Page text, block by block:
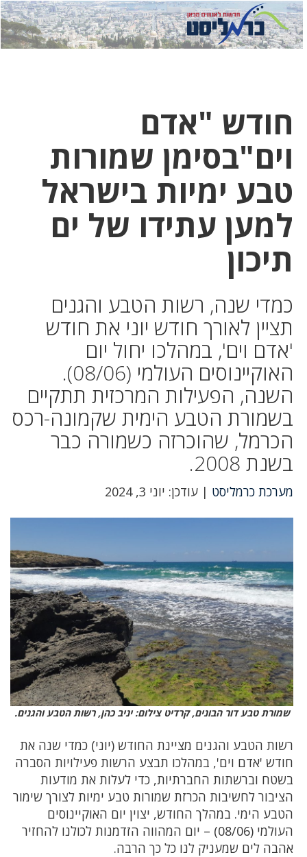
לחץ
כאן
לחץ
כדי
חודש "אדם
וים"בסימן שמורות
טבע ימיות בישראל
למען עתידו של ים
תיכון
כמדי שנה, רשות הטבע והגנים
תציין לאורך חודש יוני את חודש
'אדם וים', במהלכו יחול יום
האוקיינוסים העולמי (08/06).
השנה, הפעילות המרכזית תתקיים
בשמורת הטבע הימית שקמונה-רכס
הכרמל, שהוכרזה כשמורה כבר
בשנת 2008.
מערכת כרמליסט | עודכן: יוני 3, 2024
שמורת טבע דור הבונים, קרדיט צילום: יניב כהן, רשות הטבע והגנים.
רשות הטבע והגנים מציינת החודש (יוני) כמדי שנה את
חודש 'אדם וים', במהלכו תבצע הרשות פעילויות הסברה
בשטח וברשתות החברתיות, כדי לעלות את מודעות
הציבור לחשיבות הכרזת שמורות טבע ימיות לצורך שימור
הטבע הימי. במהלך החודש, יצוין יום האוקיינוסים
העולמי (08/06) – יום המהווה הזדמנות לכולנו להחזיר
אהבה לים שמעניק לנו כל כך הרבה.